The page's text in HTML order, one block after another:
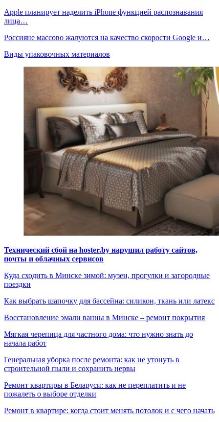
Apple планирует наделить iPhone функцией распознавания
лица…
Россияне массово жалуются на качество скорости Google и…
Виды упаковочных материалов
Технический сбой на hoster.by нарушил работу сайтов,
почты и облачных сервисов
Куда сходить в Минске зимой: музеи, прогулки и загородные
поездки
Как выбрать шапочку для бассейна: силикон, ткань или латекс
Восстановление эмали ванны в Минске – ремонт покрытия
Мягкая черепица для частного дома: что нужно знать до
начала работ
Генеральная уборка после ремонта: как не утонуть в
строительной пыли и сохранить нервы
Ремонт квартиры в Беларуси: как не переплатить и не
пожалеть о выборе отделки
Ремонт в квартире: когда стоит менять потолок и с чего начать